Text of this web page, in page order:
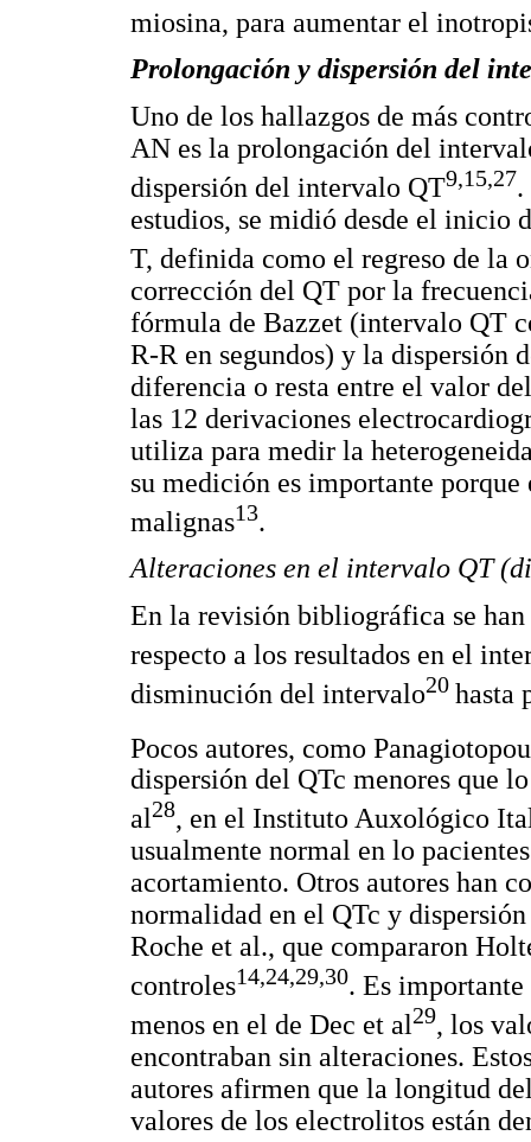
miosina, para aumentar el
Prolongación y dispersión del
Uno de los hallazgos de más
AN es la prolongación del
dispersión del intervalo QT9,15,27.
estudios, se midió desde el inicio
T, definida como el regreso de la
corrección del QT por la
fórmula de Bazzet (intervalo QT
R-R en segundos) y la dispersión
diferencia o resta entre el valor
las 12 derivaciones
utiliza para medir la
su medición es importante
malignas13.
Alteraciones en el intervalo QT
En la revisión bibliográfica se
respecto a los resultados en el
disminución del intervalo20 hasta
Pocos autores, como
dispersión del QTc menores que
al28, en el Instituto Auxológico
usualmente normal en lo
acortamiento. Otros autores han
normalidad en el QTc y
Roche et al., que compararon
controles14,24,29,30. Es importante
menos en el de Dec et al29, los
encontraban sin alteraciones.
autores afirmen que la longitud
valores de los electrolitos están